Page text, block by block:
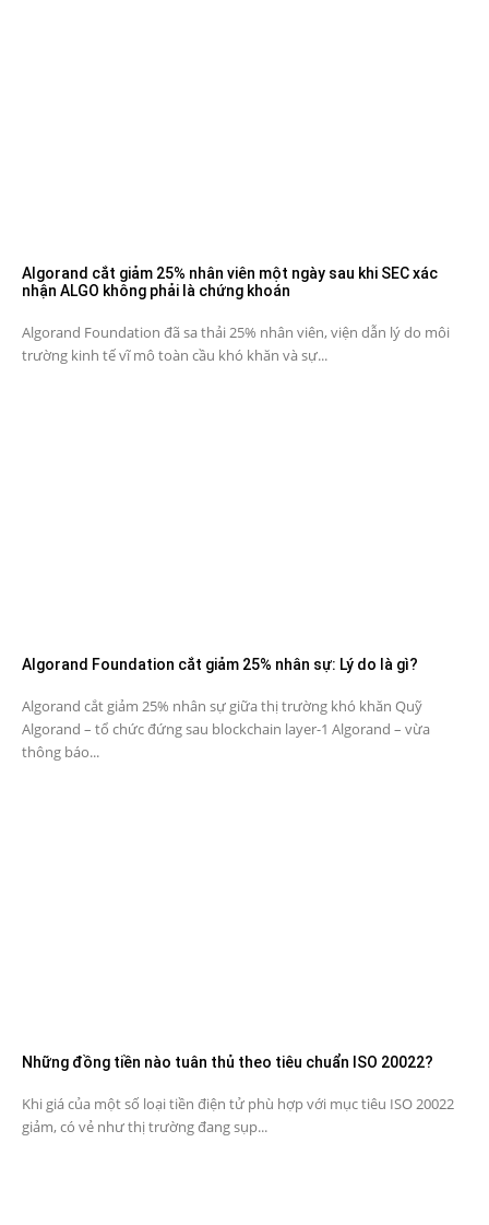
Algorand cắt giảm 25% nhân viên một ngày sau khi SEC xác
nhận ALGO không phải là chứng khoán
Algorand Foundation đã sa thải 25% nhân viên, viện dẫn lý do môi
trường kinh tế vĩ mô toàn cầu khó khăn và sự...
Algorand Foundation cắt giảm 25% nhân sự: Lý do là gì?
Algorand cắt giảm 25% nhân sự giữa thị trường khó khăn Quỹ
Algorand – tổ chức đứng sau blockchain layer-1 Algorand – vừa
thông báo...
Những đồng tiền nào tuân thủ theo tiêu chuẩn ISO 20022?
Khi giá của một số loại tiền điện tử phù hợp với mục tiêu ISO 20022
giảm, có vẻ như thị trường đang sụp...